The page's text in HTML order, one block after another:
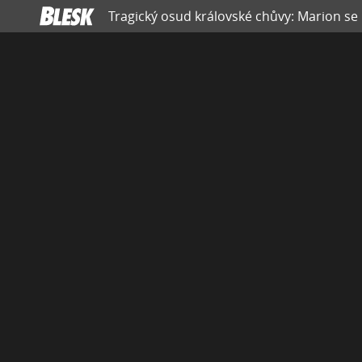
Tragický osud královské chůvy: Marion